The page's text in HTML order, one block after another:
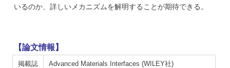
いるのか、詳しいメカニズムを解明することが期待できる。
【論文情報】
掲載誌 Advanced Materials Interfaces (WILEY社)